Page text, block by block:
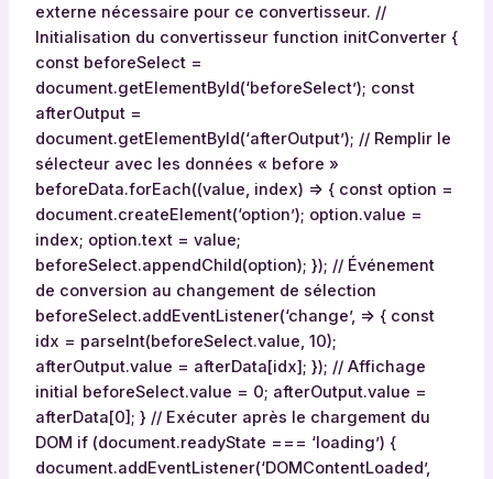
externe nécessaire pour ce convertisseur. //
Initialisation du convertisseur function initConverter {
const beforeSelect =
document.getElementById(‘beforeSelect’); const
afterOutput =
document.getElementById(‘afterOutput’); // Remplir le
sélecteur avec les données « before »
beforeData.forEach((value, index) => { const option =
document.createElement(‘option’); option.value =
index; option.text = value;
beforeSelect.appendChild(option); }); // Événement
de conversion au changement de sélection
beforeSelect.addEventListener(‘change’, => { const
idx = parseInt(beforeSelect.value, 10);
afterOutput.value = afterData[idx]; }); // Affichage
initial beforeSelect.value = 0; afterOutput.value =
afterData[0]; } // Exécuter après le chargement du
DOM if (document.readyState === ‘loading’) {
document.addEventListener(‘DOMContentLoaded’,